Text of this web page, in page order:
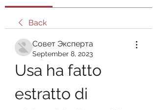
Back
Совет Эксперта
September 8, 2023
Usa ha fatto
estratto di